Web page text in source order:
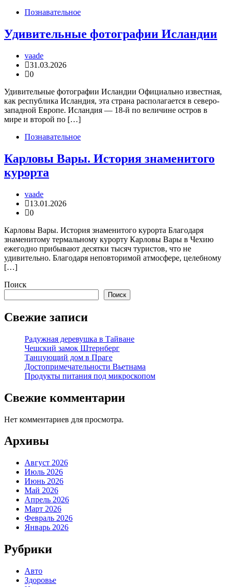
Познавательное
Удивительные фотографии Исландии
vaade
31.03.2026
0
Удивительные фотографии Исландии Официально известная,
как республика Исландия, эта страна располагается в северо-
западной Европе. Исландия — 18-й по величине остров в
мире и второй по […]
Познавательное
Карловы Вары. История знаменитого
курорта
vaade
13.01.2026
0
Карловы Вары. История знаменитого курорта Благодаря
знаменитому термальному курорту Карловы Вары в Чехию
ежегодно прибывают десятки тысяч туристов, что не
удивительно. Благодаря неповторимой атмосфере, целебному
[…]
Поиск
Поиск
Свежие записи
Радужная деревушка в Тайване
Чешский замок Штернберг
Танцующий дом в Праге
Достопримечательности Вьетнама
Продукты питания под микроскопом
Свежие комментарии
Нет комментариев для просмотра.
Архивы
Август 2026
Июль 2026
Июнь 2026
Май 2026
Апрель 2026
Март 2026
Февраль 2026
Январь 2026
Рубрики
Авто
Здоровье